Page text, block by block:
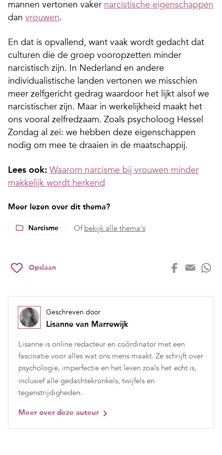
mannen vertonen vaker narcistische eigenschappen
dan vrouwen.
En dat is opvallend, want vaak wordt gedacht dat
culturen die de groep vooropzetten minder
narcistisch zijn. In Nederland en andere
individualistische landen vertonen we misschien
meer zelfgericht gedrag waardoor het lijkt alsof we
narcistischer zijn. Maar in werkelijkheid maakt het
ons vooral zelfredzaam. Zoals psycholoog Hessel
Zondag al zei: we hebben deze eigenschappen
nodig om mee te draaien in de maatschappij.
Lees ook: Waarom narcisme bij vrouwen minder
makkelijk wordt herkend
Meer lezen over dit thema?
Narcisme Of bekijk alle thema's
Opslaan
Geschreven door
Lisanne van Marrewijk
Lisanne is online redacteur en coördinator met een
fascinatie voor alles wat ons mens maakt. Ze schrijft over
psychologie, imperfectie en het leven zoals het echtis,
inclusief alle gedachtekronkels, twijfels en
tegenstrijdigheden.
Meer over deze auteur